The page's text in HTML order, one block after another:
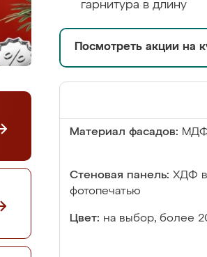
гарнитура в длину
Посмотреть акции на
Материал фасадов: МДФ
Стеновая панель: ХДФ в
фотопечатью
Цвет: на выбор, более